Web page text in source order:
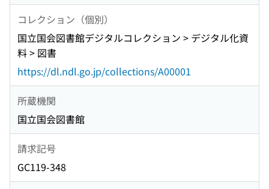
コレクション（個別）
国立国会図書館デジタルコレクション > デジタル化資
料 > 図書
https://dl.ndl.go.jp/collections/A00001
所蔵機関
国立国会図書館
請求記号
GC119-348